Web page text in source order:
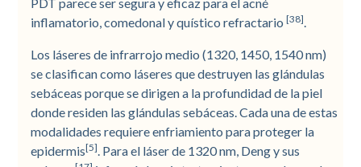
inflamatorio, comedonal y quístico refractario[38]
Los láseres de infrarrojo medio (1320, 1450, 1540 nm)
se clasifican como láseres que destruyen las glándulas
sebáceas porque se dirigen a la profundidad de la piel
donde residen las glándulas sebáceas. Cada una de estas
modalidades requiere enfriamiento para proteger la
epidermis[5] . Para el láser de 1320 nm, Deng y sus